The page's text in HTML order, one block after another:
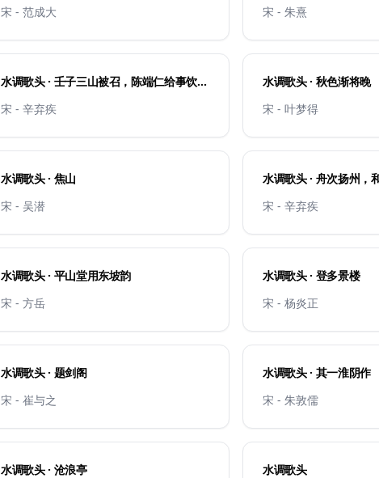
宋 - 范成大
宋 - 朱熹
水调歌头 · 壬子三山被召，陈端仁给事饮饯
宋 - 辛弃疾
水调歌头 · 秋色渐将晚
宋 - 叶梦得
水调歌头 · 焦山
宋 - 吴潜
水调歌头 · 舟次扬州，
宋 - 辛弃疾
水调歌头 · 平山堂用东坡韵
宋 - 方岳
水调歌头 · 登多景楼
宋 - 杨炎正
水调歌头 · 题剑阁
宋 - 崔与之
水调歌头 · 其一淮阴作
宋 - 朱敦儒
水调歌头 · 沧浪亭
水调歌头